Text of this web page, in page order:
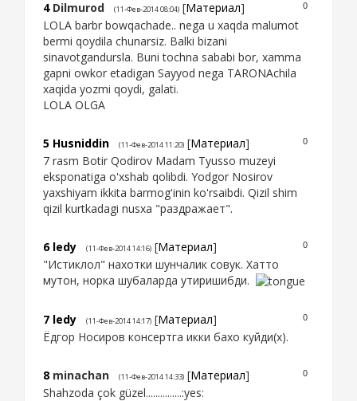
0
4 Dilmurod (11-Фев-2014 08:04) [Материал]
LOLA barbr bowqachade.. nega u xaqda malumot
bermi qoydila chunarsiz. Balki bizani
sinavotgandursla. Buni tochna sababi bor, xamma
gapni owkor etadigan Sayyod nega TARONAchila
xaqida yozmi qoydi, galati.
LOLA OLGA
0
5 Husniddin (11-Фев-2014 11:20) [Материал]
7 rasm Botir Qodirov Madam Tyusso muzeyi
eksponatiga o'xshab qolibdi. Yodgor Nosirov
yaxshiyam ikkita barmog'inin ko'rsaibdi. Qizil shim
qizil kurtkadagi nusxa "раздражает".
0
6 ledy (11-Фев-2014 14:16) [Материал]
"Истиклол" нахотки шунчалик совук. Хатто
мутон, норка шубаларда утиришибди.
0
7 ledy (11-Фев-2014 14:17) [Материал]
Ёдгор Носиров консертга икки бахо куйди(х).
0
8 minachan (11-Фев-2014 14:33) [Материал]
Shahzoda çok güzel...............:yes: